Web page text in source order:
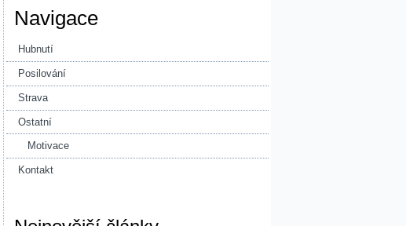
Navigace
Hubnutí
Posilování
Strava
Ostatní
Motivace
Kontakt